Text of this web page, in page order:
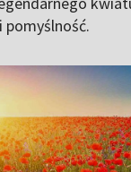
pomyślność.